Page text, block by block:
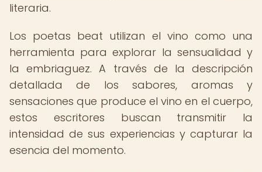
literaria.
Los poetas beat utilizan el vino como una
herramienta para explorar la sensualidad y
la embriaguez. A través de la descripción
detallada de los sabores, aromas y
sensaciones que produce el vino en el cuerpo,
estos escritores buscan transmitir la
intensidad de sus experiencias y capturar la
esencia del momento.